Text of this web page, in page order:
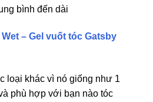
bình đến dài
– Gel vuốt tóc Gatsby
loại khác vì nó giống như 1
phù hợp với bạn nào tóc